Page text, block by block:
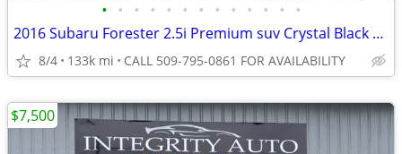
• • • • • • • • • • • • •
2016 Subaru Forester 2.5i Premium suv Crystal Black Silica
8/4 133k mi CALL 509-795-0861 FOR AVAILABILITY
$7,500